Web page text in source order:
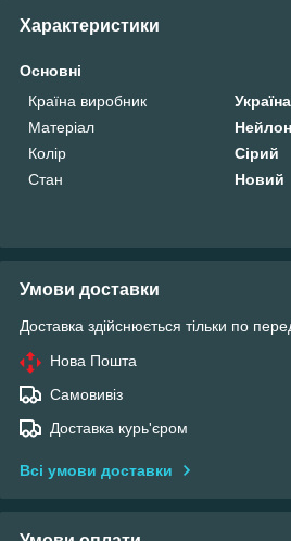
Характеристики
Основні
Країна виробник
Україна
Матеріал
Нейлон
Колір
Сірий
Стан
Новий
Умови доставки
Доставка здійснюється тільки по
Нова Пошта
Самовивіз
Доставка курь'єром
Всі умови доставки